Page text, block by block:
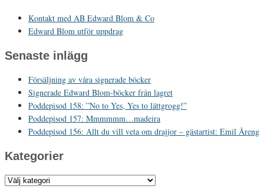
Kontakt med AB Edward Blom & Co
Edward Blom utför uppdrag
Senaste inlägg
Försäljning av våra signerade böcker
Signerade Edward Blom-böcker från lagret
Poddepisod 158: ”No to Yes, Yes to lättgrogg!”
Poddepisod 157: Mmmmmm…madeira
Poddepisod 156: Allt du vill veta om drajjor – gästartist: Emil Åreng
Kategorier
Kategorier